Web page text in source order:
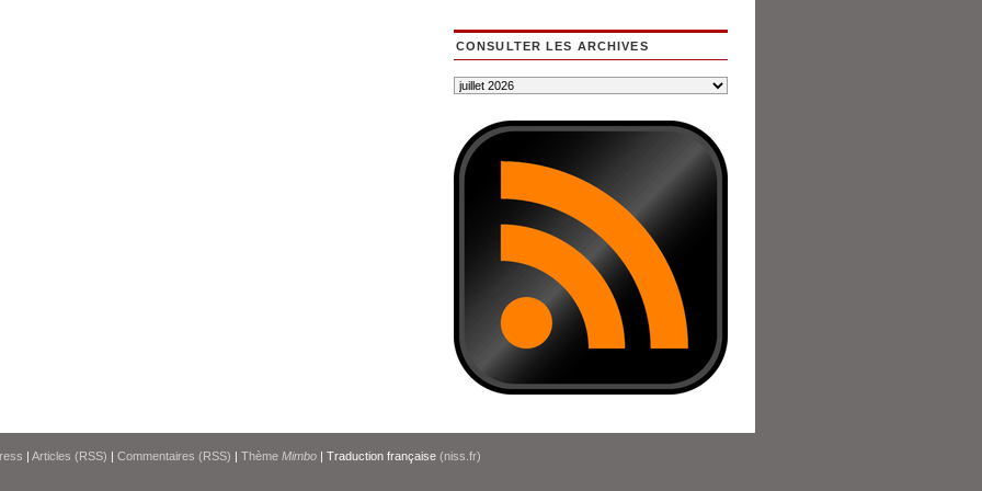
CONSULTER LES ARCHIVES
| Articles (RSS) | Commentaires (RSS) | Thème Mimbo | Traduction française (niss.fr)